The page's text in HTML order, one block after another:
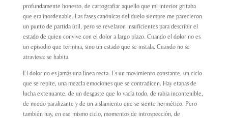
profundamente honesto, de cartografiar aquello que mi interior gritaba
que era inordenable. Las fases canónicas del duelo siempre me parecieron
un punto de partida útil, pero se revelaron insuficientes para describir el
estado de quien convive con el dolor a largo plazo. Cuando el dolor no es
un episodio que termina, sino un estado que se instala. Cuando no se
atraviesa: se habita.
El dolor no es jamás una línea recta. Es un movimiento constante, un ciclo
que se repite, una mezcla emociones que se contradicen. Hay etapas de
lucha extenuante, de un desgaste que lo vacía todo, de rabia incontenible,
de miedo paralizante y de un aislamiento que se siente hermético. Pero
también hay, en ese mismo ciclo, momentos de introspección, de